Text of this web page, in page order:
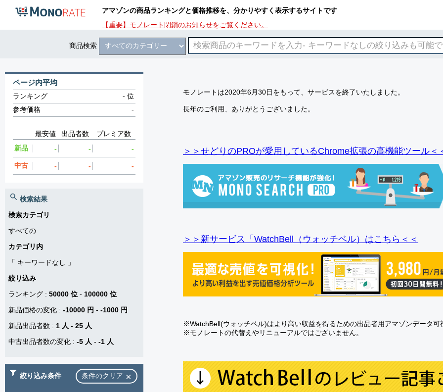
アマゾンの商品ランキングと価格推移を、分かりやすく表示するサイトです
【重要】モノレート閉鎖のお知らせをご覧ください。
商品検索
モノレートは2020年6月30日をもって、サービスを終了いたしました。
長年のご利用、ありがとうございました。
＞＞せどりのPROが愛用しているChrome拡張の高機能ツール＜
＞＞新サービス「WatchBell（ウォッチベル）はこちら＜＜
※WatchBell(ウォッチベル)はより高い収益を得るための出品者用アマゾンデータ可
※モノレートの代替えやリニューアルではございません。
ページ内平均
ランキング -位
参考価格
-
最安値 出品者数
プレミア数
新品
- - -
中古 - - -
検索結果
検索カテゴリ
すべての
カテゴリ内
「 キーワードなし
」
絞り込み
ランキング : 50000 位 - 100000 位
新品価格の変化 : -10000 円 - -1000 円
新品出品者数 : 1 人 - 25 人
中古出品者数の変化 : -5 人 - -1 人
絞り込み条件 条件のクリア